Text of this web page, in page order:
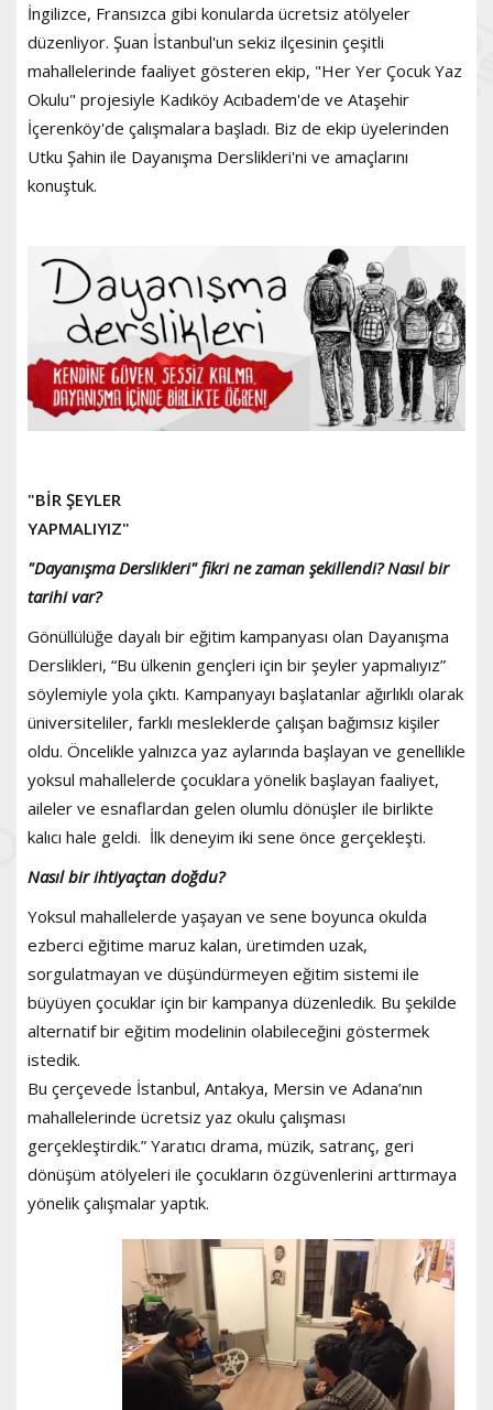
İngilizce, Fransızca gibi konularda ücretsiz atölyeler
düzenliyor. Şuan İstanbul'un sekiz ilçesinin çeşitli
mahallelerinde faaliyet gösteren ekip, "Her Yer Çocuk Yaz
Okulu" projesiyle Kadıköy Acıbadem'de ve Ataşehir
İçerenköy'de çalışmalara başladı. Biz de ekip üyelerinden
Utku Şahin ile Dayanışma Derslikleri'ni ve amaçlarını
konuştuk.
"BİR ŞEYLER
YAPMALIYIZ"
"Dayanışma Derslikleri" fikri ne zaman şekillendi? Nasıl bir
tarihi var?
Gönüllülüğe dayalı bir eğitim kampanyası olan Dayanışma
Derslikleri, “Bu ülkenin gençleri için bir şeyler yapmalıyız”
söylemiyle yola çıktı. Kampanyayı başlatanlar ağırlıklı olarak
üniversiteliler, farklı mesleklerde çalışan bağımsız kişiler
oldu. Öncelikle yalnızca yaz aylarında başlayan ve genellikle
yoksul mahallelerde çocuklara yönelik başlayan faaliyet,
aileler ve esnaflardan gelen olumlu dönüşler ile birlikte
kalıcı hale geldi. İlk deneyim iki sene önce gerçekleşti.
Nasıl bir ihtiyaçtan doğdu?
Yoksul mahallelerde yaşayan ve sene boyunca okulda
ezberci eğitime maruz kalan, üretimden uzak,
sorgulatmayan ve düşündürmeyen eğitim sistemi ile
büyüyen çocuklar için bir kampanya düzenledik. Bu şekilde
alternatif bir eğitim modelinin olabileceğini göstermek
istedik.
Bu çerçevede İstanbul, Antakya, Mersin ve Adana’nın
mahallelerinde ücretsiz yaz okulu çalışması
gerçekleştirdik.” Yaratıcı drama, müzik, satranç, geri
dönüşüm atölyeleri ile çocukların özgüvenlerini arttırmaya
yönelik çalışmalar yaptık.